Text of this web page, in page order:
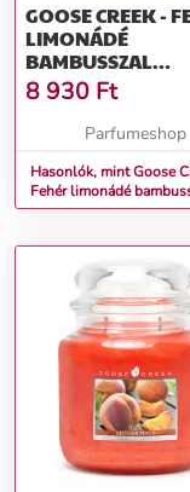
GOOSE CREEK -
LIMONÁDÉ
BAMBUSSZAL
ILLATGYERTYA 680
8 930 Ft
Parfumeshop
Hasonlók, mint Goose
Fehér limonádé
Illatgyertya 680 g